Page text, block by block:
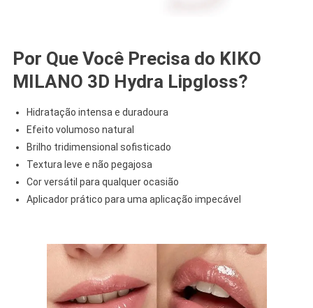
Por Que Você Precisa do KIKO
MILANO 3D Hydra Lipgloss?
Hidratação intensa e duradoura
Efeito volumoso natural
Brilho tridimensional sofisticado
Textura leve e não pegajosa
Cor versátil para qualquer ocasião
Aplicador prático para uma aplicação impecável